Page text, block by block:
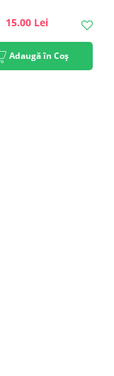
15.00 Lei
Adaugă în Coș